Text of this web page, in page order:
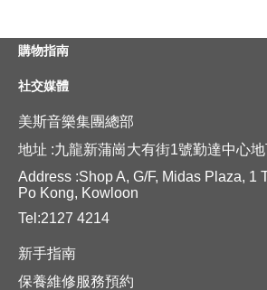
購物指南
社交媒體
美斯音樂集團總部
地址 :九龍新蒲崗大有街1號勤達中心
Address :Shop A, G/F, Midas Plaza, 1
Po Kong, Kowloon
Tel:2127 4214
新手指南
保養維修服務預約